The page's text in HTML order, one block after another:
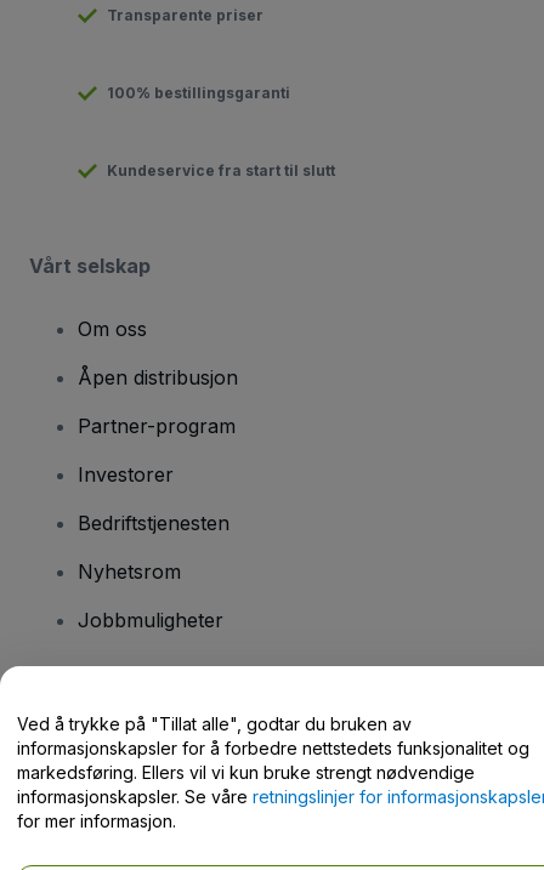
Transparente priser
100% bestillingsgaranti
Kundeservice fra start til slutt
Vårt selskap
Om oss
Åpen distribusjon
Partner-program
Investorer
Bedriftstjenesten
Nyhetsrom
Jobbmuligheter
Hjelpesenter / kontakt oss
Ved å trykke på "Tillat alle", godtar du bruken av
informasjonskapsler for å forbedre nettstedets funksjonalitet og
markedsføring. Ellers vil vi kun bruke strengt nødvendige
informasjonskapsler. Se våre retningslinjer for
for mer informasjon.